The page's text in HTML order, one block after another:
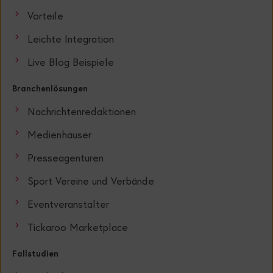
Vorteile
Leichte Integration
Live Blog Beispiele
Branchenlösungen
Nachrichtenredaktionen
Medienhäuser
Presseagenturen
Sport Vereine und Verbände
Eventveranstalter
Tickaroo Marketplace
Fallstudien